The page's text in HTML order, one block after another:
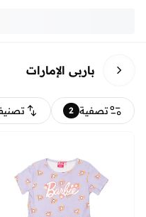
باربي الإمارات
تصفية 2